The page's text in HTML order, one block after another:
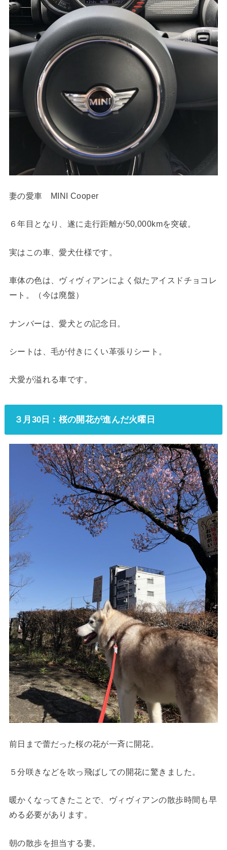
妻の愛車 MINI Cooper
６年目となり、遂に走行距離が50,000kmを突破。
実はこの車、愛犬仕様です。
車体の色は、ヴィヴィアンによく似たアイスドチョコレ
ート。（今は廃盤）
ナンバーは、愛犬との記念日。
シートは、毛が付きにくい革張りシート。
犬愛が溢れる車です。
３月30日：桜の開花が進んだ火曜日
前日まで蕾だった桜の花が一斉に開花。
５分咲きなどを吹っ飛ばしての開花に驚きました。
暖かくなってきたことで、ヴィヴィアンの散歩時間も早
める必要があります。
朝の散歩を担当する妻。